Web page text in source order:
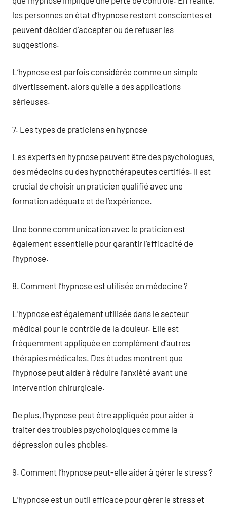
les personnes en état d’hypnose restent conscientes et
peuvent décider d’accepter ou de refuser les
suggestions.
L’hypnose est parfois considérée comme un simple
divertissement, alors qu’elle a des applications
sérieuses.
7. Les types de praticiens en hypnose
Les experts en hypnose peuvent être des psychologues,
des médecins ou des hypnothérapeutes certifiés. Il est
crucial de choisir un praticien qualifié avec une
formation adéquate et de l’expérience.
Une bonne communication avec le praticien est
également essentielle pour garantir l’efficacité de
l’hypnose.
8. Comment l’hypnose est utilisée en médecine ?
L’hypnose est également utilisée dans le secteur
médical pour le contrôle de la douleur. Elle est
fréquemment appliquée en complément d’autres
thérapies médicales. Des études montrent que
l’hypnose peut aider à réduire l’anxiété avant une
intervention chirurgicale.
De plus, l’hypnose peut être appliquée pour aider à
traiter des troubles psychologiques comme la
dépression ou les phobies.
9. Comment l’hypnose peut-elle aider à gérer le stress ?
L’hypnose est un outil efficace pour gérer le stress et